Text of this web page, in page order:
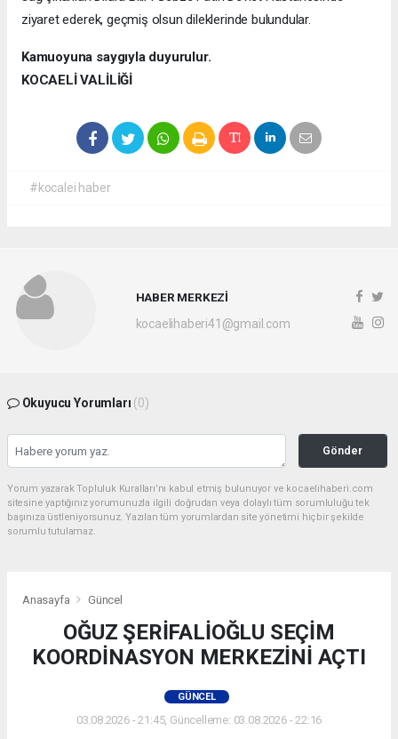
ziyaret ederek, geçmiş olsun dileklerinde bulundular.
Kamuoyuna saygıyla duyurulur.
KOCAELİ VALİLİĞİ
#kocalei haber
HABER MERKEZİ
kocaelihaberi41@gmail.com
Okuyucu Yorumları (0)
Gönder
Yorum yazarak Topluluk Kuralları’nı kabul etmiş bulunuyor ve kocaelihaberi.com
sitesine yaptığınız yorumunuzla ilgili doğrudan veya dolaylı tüm sorumluluğu tek
başınıza üstleniyorsunuz. Yazılan tüm yorumlardan site yönetimi hiçbir şekilde
sorumlu tutulamaz.
Anasayfa Güncel
OĞUZ ŞERİFALİOĞLU SEÇİM
KOORDİNASYON MERKEZİNİ AÇTI
GÜNCEL
03.08.2026 - 21:45, Güncelleme: 03.08.2026 - 22:16